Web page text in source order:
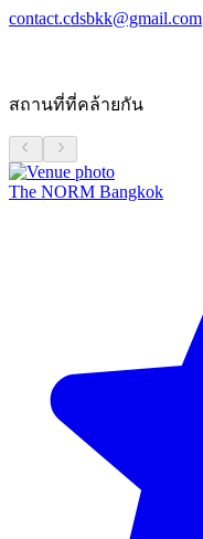
contact.cdsbkk@gmail.com
สถานที่ที่คล้ายกัน
The NORM Bangkok